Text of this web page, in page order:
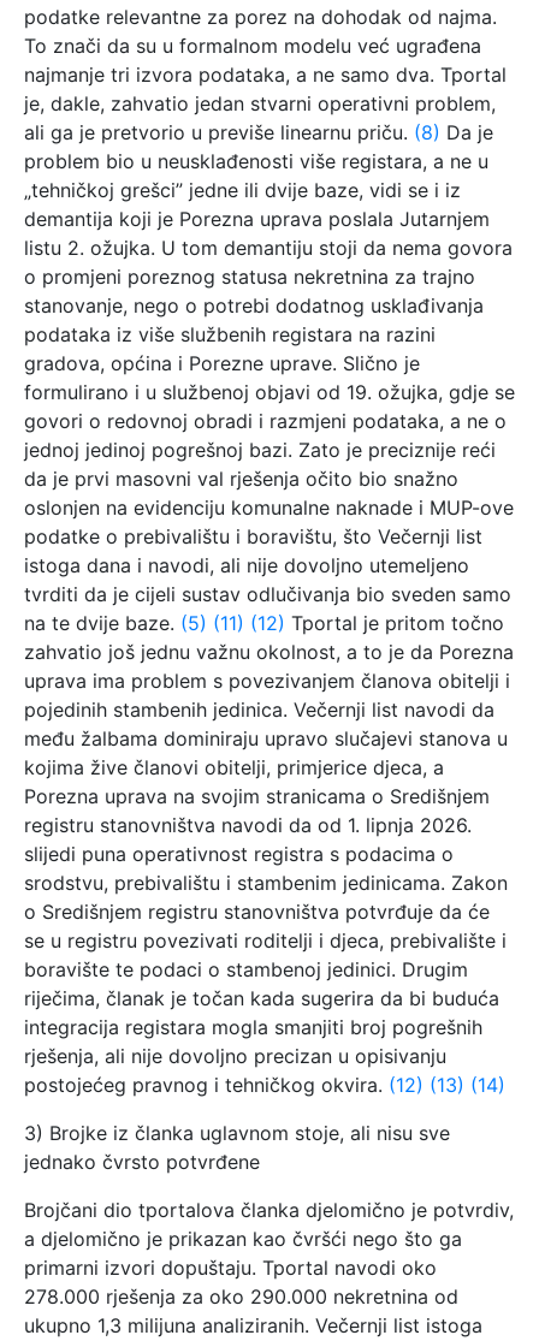
podatke relevantne za porez na dohodak od najma.
To znači da su u formalnom modelu već ugrađena
najmanje tri izvora podataka, a ne samo dva. Tportal
je, dakle, zahvatio jedan stvarni operativni problem,
ali ga je pretvorio u previše linearnu priču. (8) Da je
problem bio u neusklađenosti više registara, a ne u
„tehničkoj grešci” jedne ili dvije baze, vidi se i iz
demantija koji je Porezna uprava poslala Jutarnjem
listu 2. ožujka. U tom demantiju stoji da nema govora
o promjeni poreznog statusa nekretnina za trajno
stanovanje, nego o potrebi dodatnog usklađivanja
podataka iz više službenih registara na razini
gradova, općina i Porezne uprave. Slično je
formulirano i u službenoj objavi od 19. ožujka, gdje se
govori o redovnoj obradi i razmjeni podataka, a ne o
jednoj jedinoj pogrešnoj bazi. Zato je preciznije reći
da je prvi masovni val rješenja očito bio snažno
oslonjen na evidenciju komunalne naknade i MUP-ove
podatke o prebivalištu i boravištu, što Večernji list
istoga dana i navodi, ali nije dovoljno utemeljeno
tvrditi da je cijeli sustav odlučivanja bio sveden samo
na te dvije baze. (5) (11) (12) Tportal je pritom točno
zahvatio još jednu važnu okolnost, a to je da Porezna
uprava ima problem s povezivanjem članova obitelji i
pojedinih stambenih jedinica. Večernji list navodi da
među žalbama dominiraju upravo slučajevi stanova u
kojima žive članovi obitelji, primjerice djeca, a
Porezna uprava na svojim stranicama o Središnjem
registru stanovništva navodi da od 1. lipnja 2026.
slijedi puna operativnost registra s podacima o
srodstvu, prebivalištu i stambenim jedinicama. Zakon
o Središnjem registru stanovništva potvrđuje da će
se u registru povezivati roditelji i djeca, prebivalište i
boravište te podaci o stambenoj jedinici. Drugim
riječima, članak je točan kada sugerira da bi buduća
integracija registara mogla smanjiti broj pogrešnih
rješenja, ali nije dovoljno precizan u opisivanju
postojećeg pravnog i tehničkog okvira. (12) (13) (14)
3) Brojke iz članka uglavnom stoje, ali nisu sve
jednako čvrsto potvrđene
Brojčani dio tportalova članka djelomično je potvrdiv,
a djelomično je prikazan kao čvršći nego što ga
primarni izvori dopuštaju. Tportal navodi oko
278.000 rješenja za oko 290.000 nekretnina od
ukupno 1,3 milijuna analiziranih. Večernji list istoga